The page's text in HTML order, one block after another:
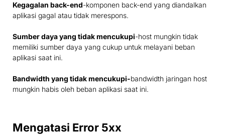
Kegagalan back-end-komponen back-end yang diandalkan
aplikasi gagal atau tidak merespons.
Sumber daya yang tidak mencukupi-host mungkin tidak
memiliki sumber daya yang cukup untuk melayani beban
aplikasi saat ini.
Bandwidth yang tidak mencukupi-bandwidth jaringan host
mungkin habis oleh beban aplikasi saat ini.
Mengatasi Error 5xx